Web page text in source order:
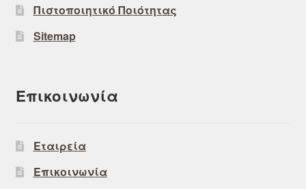
Πιστοποιητικό Ποιότητας
Sitemap
Επικοινωνία
Εταιρεία
Επικοινωνία